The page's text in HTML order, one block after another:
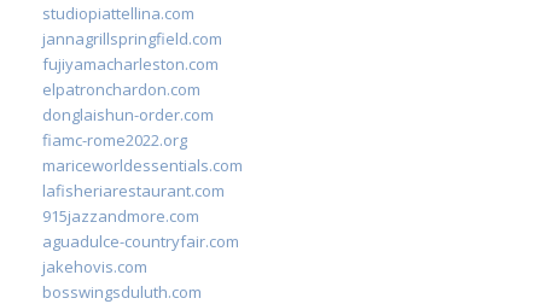
studiopiattellina.com
jannagrillspringfield.com
fujiyamacharleston.com
elpatronchardon.com
donglaishun-order.com
fiamc-rome2022.org
mariceworldessentials.com
lafisheriarestaurant.com
915jazzandmore.com
aguadulce-countryfair.com
jakehovis.com
bosswingsduluth.com